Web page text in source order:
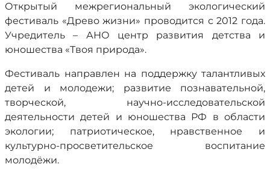
Открытый межрегиональный экологический
фестиваль «Древо жизни» проводится с 2012 года.
Учредитель – АНО центр развития детства и
юношества «Твоя природа».
Фестиваль направлен на поддержку талантливых
детей и молодежи; развитие познавательной,
творческой, научно-исследовательской
деятельности детей и юношества РФ в области
экологии; патриотическое, нравственное и
культурно-просветительское воспитание
молодёжи.